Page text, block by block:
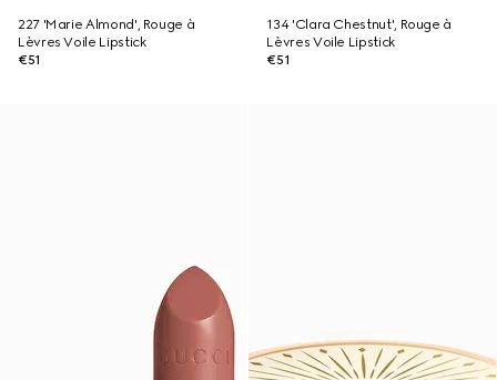
227 'Marie Almond', Rouge à
Lèvres Voile Lipstick
€51
134 'Clara Chestnut', Rouge à
Lèvres Voile Lipstick
€51